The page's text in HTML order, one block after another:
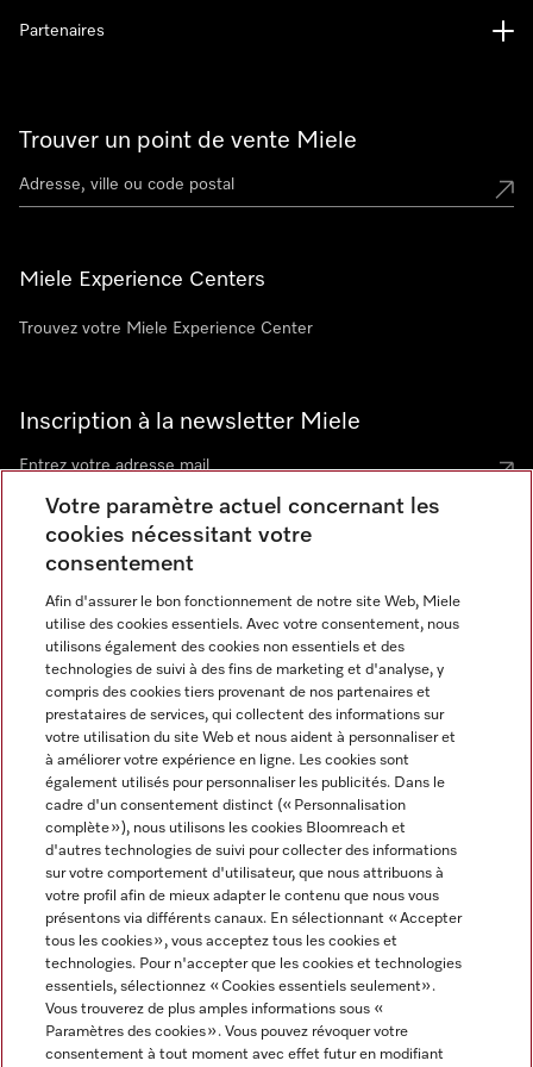
Trouver un point de vente Miele
Miele Experience Centers
Trouvez votre Miele Experience Center
Inscription à la newsletter Miele
Contact contact@miele-support.be
Langue
FRANÇAIS
Partenaires
Informations légales
CGV
Miele sur Facebook
Miele sur Youtube
Miele sur Instagram
Miele sur Pinterest
Votre paramètre actuel concernant les
cookies nécessitant votre
consentement
Afin d'assurer le bon fonctionnement de notre site Web, Miele
utilise des cookies essentiels. Avec votre consentement, nous
utilisons également des cookies non essentiels et des
technologies de suivi à des fins de marketing et d'analyse, y
compris des cookies tiers provenant de nos partenaires et
prestataires de services, qui collectent des informations sur
votre utilisation du site Web et nous aident à personnaliser et
à améliorer votre expérience en ligne. Les cookies sont
également utilisés pour personnaliser les publicités. Dans le
cadre d'un consentement distinct (« Personnalisation
complète »), nous utilisons les cookies Bloomreach et
d'autres technologies de suivi pour collecter des informations
sur votre comportement d'utilisateur, que nous attribuons à
votre profil afin de mieux adapter le contenu que nous vous
présentons via différents canaux. En sélectionnant « Accepter
tous les cookies », vous acceptez tous les cookies et
technologies. Pour n'accepter que les cookies et technologies
essentiels, sélectionnez « Cookies essentiels seulement».
Vous trouverez de plus amples informations sous «
Paramètres des cookies ». Vous pouvez révoquer votre
consentement à tout moment avec effet futur en modifiant